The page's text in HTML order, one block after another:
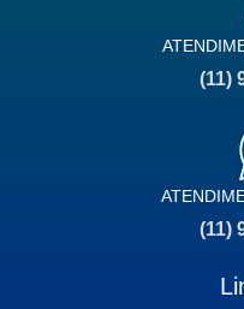
(11)
(11)